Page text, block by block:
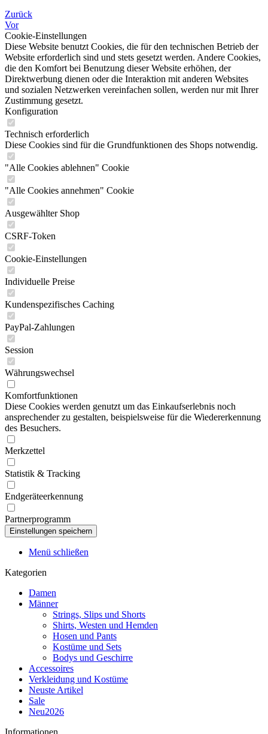
Zurück
Vor
Cookie-Einstellungen
Diese Website benutzt Cookies, die für den technischen Betrieb der
Website erforderlich sind und stets gesetzt werden. Andere Cookies,
die den Komfort bei Benutzung dieser Website erhöhen, der
Direktwerbung dienen oder die Interaktion mit anderen Websites
und sozialen Netzwerken vereinfachen sollen, werden nur mit Ihrer
Zustimmung gesetzt.
Konfiguration
Technisch erforderlich
Diese Cookies sind für die Grundfunktionen des Shops notwendig.
"Alle Cookies ablehnen" Cookie
"Alle Cookies annehmen" Cookie
Ausgewählter Shop
CSRF-Token
Cookie-Einstellungen
Individuelle Preise
Kundenspezifisches Caching
PayPal-Zahlungen
Session
Währungswechsel
Komfortfunktionen
Diese Cookies werden genutzt um das Einkaufserlebnis noch
ansprechender zu gestalten, beispielsweise für die Wiedererkennung
des Besuchers.
Merkzettel
Statistik & Tracking
Endgeräteerkennung
Partnerprogramm
Menü schließen
Kategorien
Damen
Männer
Strings, Slips und Shorts
Shirts, Westen und Hemden
Hosen und Pants
Kostüme und Sets
Bodys und Geschirre
Accessoires
Verkleidung und Kostüme
Neuste Artikel
Sale
Neu2026
Informationen